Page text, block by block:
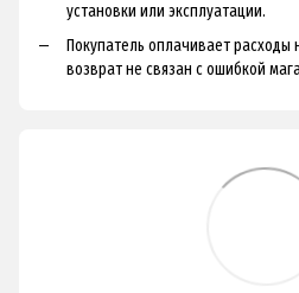
установки или эксплуатации.
Покупатель оплачивает расходы
возврат не связан с ошибкой